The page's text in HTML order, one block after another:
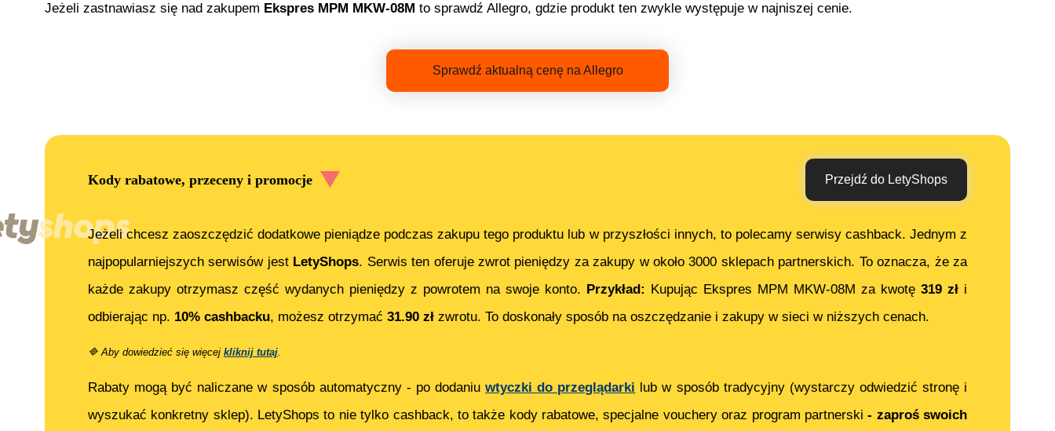
Jeżeli zastnawiasz się nad zakupem Ekspres MPM MKW-08M to sprawdź Allegro, gdzie produkt ten zwykle występuje w najniszej cenie.
Sprawdź aktualną cenę na Allegro
Kody rabatowe, przeceny i promocje Przejdź do LetyShops
Jeżeli chcesz zaoszczędzić dodatkowe pieniądze podczas zakupu tego produktu lub w przyszłości innych, to polecamy serwisy cashback. Jednym z
najpopularniejszych serwisów jest LetyShops. Serwis ten oferuje zwrot pieniędzy za zakupy w około 3000 sklepach partnerskich. To oznacza, że za
każde zakupy otrzymasz część wydanych pieniędzy z powrotem na swoje konto. Przykład: Kupując Ekspres MPM MKW-08M za kwotę 319 zł i
odbierając np. 10% cashbacku, możesz otrzymać 31.90 zł zwrotu. To doskonały sposób na oszczędzanie i zakupy w sieci w niższych cenach.
🔷 Aby dowiedzieć się więcej kliknij tutaj.
Rabaty mogą być naliczane w sposób automatyczny - po dodaniu wtyczki do przeglądarki lub w sposób tradycyjny (wystarczy odwiedzić stronę i
wyszukać konkretny sklep). LetyShops to nie tylko cashback, to także kody rabatowe, specjalne vouchery oraz program partnerski- zaproś swoich